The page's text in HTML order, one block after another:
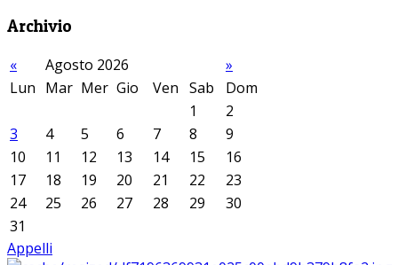
Archivio
« Agosto 2026
»
Lun Mar Mer Gio Ven Sab
Dom
1
2
3
4 5 6 7 8
9
10
11 12 13 14 15
16
17
18 19 20 21 22
23
24
25 26 27 28 29
30
31
Appelli